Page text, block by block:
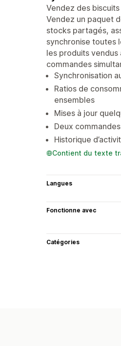
Vendez des
Vendez un paquet
stocks partagés,
synchronise toutes
les produits
commandes
Synchronisation
Ratios de
ensembles
Mises à jour
Deux
Historique
Contient du texte
Langues
Fonctionne avec
Catégories